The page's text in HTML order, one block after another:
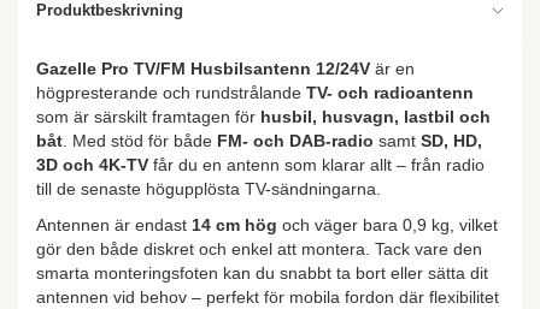
Produktbeskrivning
Gazelle Pro TV/FM Husbilsantenn 12/24V är en
högpresterande och rundstrålande TV- och radioantenn
som är särskilt framtagen för husbil, husvagn, lastbil och
båt. Med stöd för både FM- och DAB-radio samt SD, HD,
3D och 4K-TV får du en antenn som klarar allt – från radio
till de senaste högupplösta TV-sändningarna.
Antennen är endast 14 cm hög och väger bara 0,9 kg, vilket
gör den både diskret och enkel att montera. Tack vare den
smarta monteringsfoten kan du snabbt ta bort eller sätta dit
antennen vid behov – perfekt för mobila fordon där flexibilitet